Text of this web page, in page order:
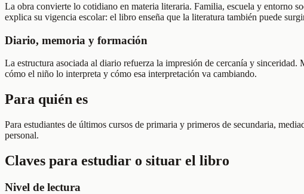
La obra convierte lo cotidiano en materia literaria. Familia, escuela y entorno
explica su vigencia escolar: el libro enseña que la literatura también puede
Diario, memoria y formación
La estructura asociada al diario refuerza la impresión de cercanía y
cómo el niño lo interpreta y cómo esa interpretación va cambiando.
Para quién es
Para estudiantes de últimos cursos de primaria y primeros de secundaria,
personal.
Claves para estudiar o situar el libro
Nivel de lectura